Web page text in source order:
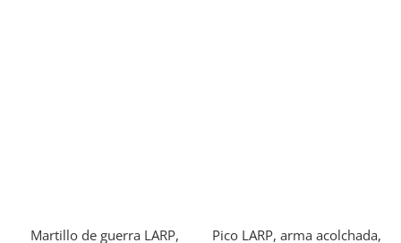
Martillo de guerra LARP,
Pico LARP, arma acolchada,